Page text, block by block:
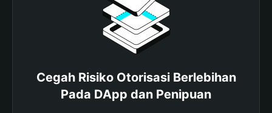
Cegah Risiko Otorisasi Berlebihan
Pada DApp dan Penipuan